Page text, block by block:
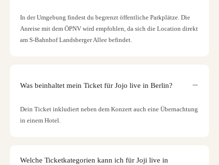
In der Umgebung findest du begrenzt öffentliche Parkplätze. Die
Anreise mit dem ÖPNV wird empfohlen, da sich die Location direkt
am S-Bahnhof Landsberger Allee befindet.
Was beinhaltet mein Ticket für Jojo live in Berlin?
Dein Ticket inkludiert neben dem Konzert auch eine Übernachtung
in einem Hotel.
Welche Ticketkategorien kann ich für Joji live in